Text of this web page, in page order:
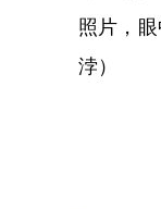
照片，
浡）